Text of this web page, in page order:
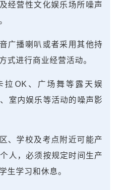
经营性文化娱乐场所噪声
广播喇叭或者采用其他持
式进行商业经营活动。
拉OK、广场舞等露天娱
室内娱乐等活动的噪声影
、学校及考点附近可能产
人，必须按规定时间生产
生学习和休息。